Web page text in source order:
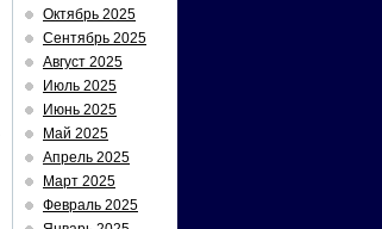
Октябрь 2025
Сентябрь 2025
Август 2025
Июль 2025
Июнь 2025
Май 2025
Апрель 2025
Март 2025
Февраль 2025